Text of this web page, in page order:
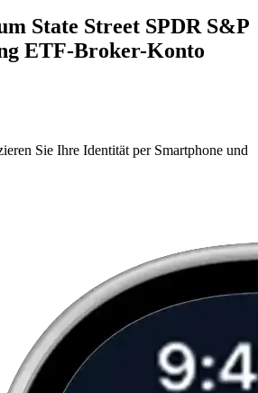
State Street SPDR S&P
ETF-Broker-Konto
Sie Ihre Identität per Smartphone und